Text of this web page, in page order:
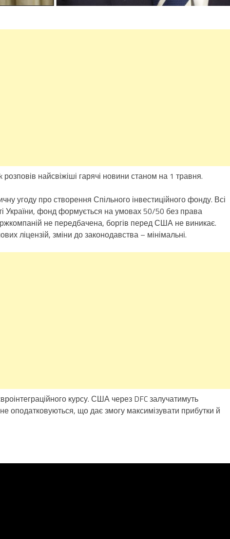
найсвіжіші гарячі новини станом на 1 травня.
угоду про створення Спільного інвестиційного фонду. Всі
України, фонд формується на умовах 50/50 без права
не передбачена, боргів перед США не виникає.
ліцензій, зміни до законодавства – мінімальні.
курсу. США через DFC залучатимуть
оподатковуються, що дає змогу максимізувати прибутки й